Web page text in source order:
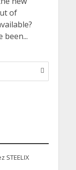
of
been...
STEELIX